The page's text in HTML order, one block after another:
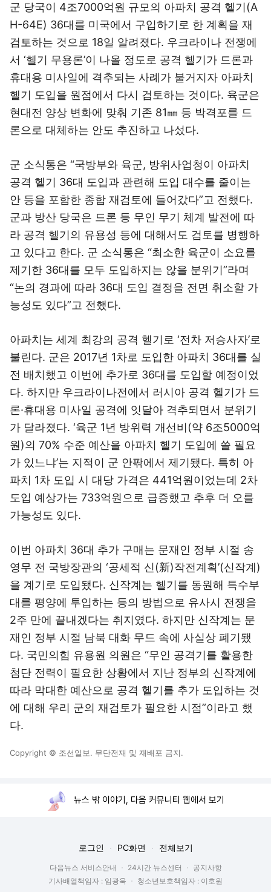
군 당국이 4조7000억원 규모의 아파치 공격 헬기(A
H-64E) 36대를 미국에서 구입하기로 한 계획을 재
검토하는 것으로 18일 알려졌다. 우크라이나 전쟁에
서 ‘헬기 무용론’이 나올 정도로 공격 헬기가 드론과
휴대용 미사일에 격추되는 사례가 불거지자 아파치
헬기 도입을 원점에서 다시 검토하는 것이다. 육군은
현대전 양상 변화에 맞춰 기존 81㎜ 등 박격포를 드
론으로 대체하는 안도 추진하고 나섰다.
군 소식통은 “국방부와 육군, 방위사업청이 아파치
공격 헬기 36대 도입과 관련해 도입 대수를 줄이는
안 등을 포함한 종합 재검토에 들어갔다”고 전했다.
군과 방산 당국은 드론 등 무인 무기 체계 발전에 따
라 공격 헬기의 유용성 등에 대해서도 검토를 병행하
고 있다고 한다. 군 소식통은 “최소한 육군이 소요를
제기한 36대를 모두 도입하지는 않을 분위기”라며
“논의 경과에 따라 36대 도입 결정을 전면 취소할 가
능성도 있다”고 전했다.
아파치는 세계 최강의 공격 헬기로 ‘전차 저승사자’로
불린다. 군은 2017년 1차로 도입한 아파치 36대를 실
전 배치했고 이번에 추가로 36대를 도입할 예정이었
다. 하지만 우크라이나전에서 러시아 공격 헬기가 드
론·휴대용 미사일 공격에 잇달아 격추되면서 분위기
가 달라졌다. ‘육군 1년 방위력 개선비(약 6조5000억
원)의 70% 수준 예산을 아파치 헬기 도입에 쓸 필요
가 있느냐’는 지적이 군 안팎에서 제기됐다. 특히 아
파치 1차 도입 시 대당 가격은 441억원이었는데 2차
도입 예상가는 733억원으로 급증했고 추후 더 오를
가능성도 있다.
이번 아파치 36대 추가 구매는 문재인 정부 시절 송
영무 전 국방장관의 ‘공세적 신(新)작전계획’(신작계)
을 계기로 도입됐다. 신작계는 헬기를 동원해 특수부
대를 평양에 투입하는 등의 방법으로 유사시 전쟁을
2주 만에 끝내겠다는 취지였다. 하지만 신작계는 문
재인 정부 시절 남북 대화 무드 속에 사실상 폐기됐
다. 국민의힘 유용원 의원은 “무인 공격기를 활용한
첨단 전력이 필요한 상황에서 지난 정부의 신작계에
따라 막대한 예산으로 공격 헬기를 추가 도입하는 것
에 대해 우리 군의 재검토가 필요한 시점”이라고 했
다.
Copyright © 조선일보. 무단전재 및 재배포 금지.
뉴스 밖 이야기, 다음 커뮤니티 웹에서 보기
로그인 PC화면 전체보기
다음뉴스 서비스안내 24시간 뉴스센터
공지사항
기사배열책임자 : 임광욱
청소년보호책임자 : 이호원